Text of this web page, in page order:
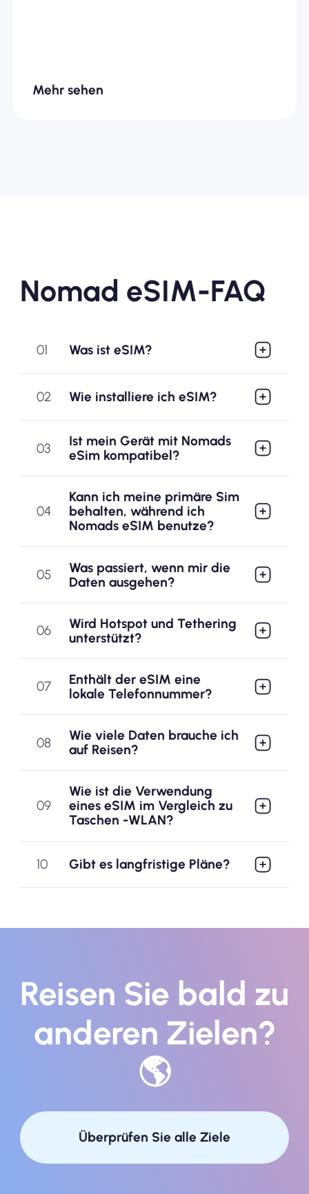
Mehr sehen
Nomad eSIM-FAQ
01 Was ist eSIM?
02 Wie installiere ich eSIM?
03
Ist mein Gerät mit Nomads
eSim kompatibel?
04
Kann ich meine primäre Sim
behalten, während ich
Nomads eSIM benutze?
05
Was passiert, wenn mir die
Daten ausgehen?
06
Wird Hotspot und Tethering
unterstützt?
07
Enthält der eSIM eine
lokale Telefonnummer?
08
Wie viele Daten brauche ich
auf Reisen?
09
Wie ist die Verwendung
eines eSIM im Vergleich zu
Taschen -WLAN?
10 Gibt es langfristige Pläne?
Reisen Sie bald zu
anderen Zielen?
🌎
Überprüfen Sie alle Ziele